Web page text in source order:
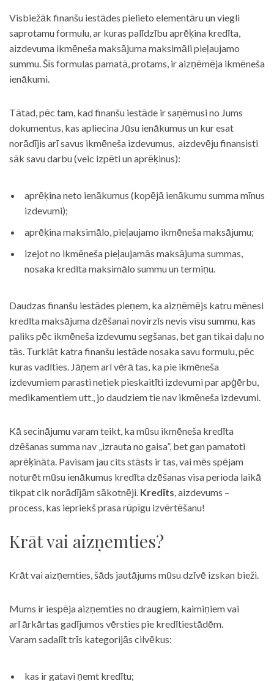
Visbiežāk finanšu iestādes pielieto elementāru un viegli
saprotamu formulu, ar kuras palīdzību aprēķina kredīta,
aizdevuma ikmēneša maksājuma maksimāli pieļaujamo
summu. Šīs formulas pamatā, protams, ir aizņēmēja ikmēneša
ienākumi.
Tātad, pēc tam, kad finanšu iestāde ir saņēmusi no Jums
dokumentus, kas apliecina Jūsu ienākumus un kur esat
norādījis arī savus ikmēneša izdevumus, aizdevēju finansisti
sāk savu darbu (veic izpēti un aprēķinus):
aprēķina neto ienākumus (kopējā ienākumu summa mīnus
izdevumi);
aprēķina maksimālo, pieļaujamo ikmēneša maksājumu;
izejot no ikmēneša pieļaujamās maksājuma summas,
nosaka kredīta maksimālo summu un termiņu.
Daudzas finanšu iestādes pieņem, ka aizņēmējs katru mēnesi
kredīta maksājuma dzēšanai novirzīs nevis visu summu, kas
paliks pēc ikmēneša izdevumu segšanas, bet gan tikai daļu no
tās. Turklāt katra finanšu iestāde nosaka savu formulu, pēc
kuras vadīties. Jāņem arī vērā tas, ka pie ikmēneša
izdevumiem parasti netiek pieskaitīti izdevumi par apģērbu,
medikamentiem utt., jo daudziem tie nav ikmēneša izdevumi.
Kā secinājumu varam teikt, ka mūsu ikmēneša kredīta
dzēšanas summa nav „izrauta no gaisa”, bet gan pamatoti
aprēķināta. Pavisam jau cits stāsts ir tas, vai mēs spējam
noturēt mūsu ienākumus kredīta dzēšanas visa perioda laikā
tikpat cik norādījām sākotnēji. Kredīts, aizdevums –
process, kas iepriekš prasa rūpīgu izvērtēšanu!
Krāt vai aizņemties?
Krāt vai aizņemties, šāds jautājums mūsu dzīvē izskan bieži.
Mums ir iespēja aizņemties no draugiem, kaimiņiem vai
arī ārkārtas gadījumos vērsties pie kredītiestādēm.
Varam sadalīt trīs kategorijās cilvēkus:
kas ir gatavi ņemt kredītu;